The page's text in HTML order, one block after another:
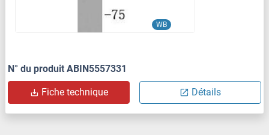
WB
N° du produit ABIN5557331
Fiche technique Détails